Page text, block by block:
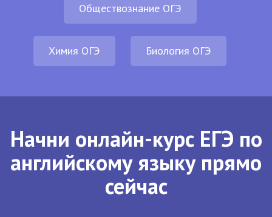
Обществознание ОГЭ
Химия ОГЭ Биология ОГЭ
Начни онлайн-курс ЕГЭ по
английскому языку прямо
сейчас